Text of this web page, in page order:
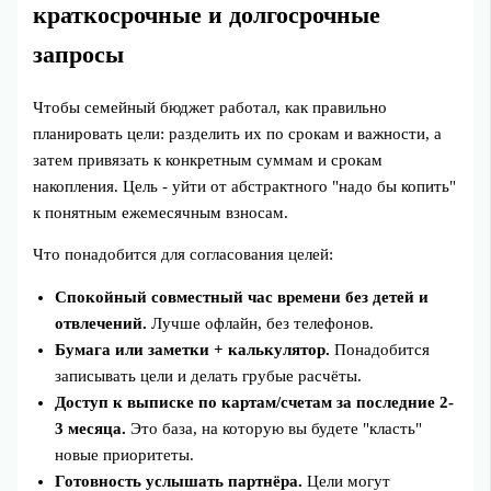
краткосрочные и долгосрочные
запросы
Чтобы семейный бюджет работал, как правильно
планировать цели: разделить их по срокам и важности, а
затем привязать к конкретным суммам и срокам
накопления. Цель - уйти от абстрактного "надо бы копить"
к понятным ежемесячным взносам.
Что понадобится для согласования целей:
Спокойный совместный час времени без детей и
отвлечений. Лучше офлайн, без телефонов.
Бумага или заметки + калькулятор. Понадобится
записывать цели и делать грубые расчёты.
Доступ к выписке по картам/счетам за последние 2-
3 месяца. Это база, на которую вы будете "класть"
новые приоритеты.
Готовность услышать партнёра. Цели могут